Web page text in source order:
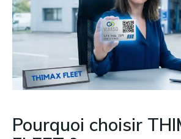
Pourquoi choisir